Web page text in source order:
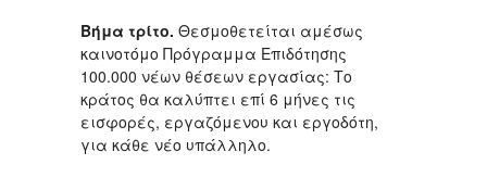
Βήμα τρίτο. Θεσμοθετείται αμέσως
καινοτόμο Πρόγραμμα Επιδότησης
100.000 νέων θέσεων εργασίας: Tο
κράτος θα καλύπτει επί 6 μήνες τις
εισφορές, εργαζόμενου και εργοδότη,
για κάθε νέο υπάλληλο.